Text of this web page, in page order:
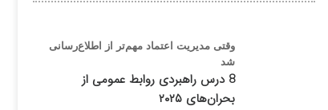
وقتی مدیریت اعتماد مهم‌تر از اطلاع‌رسانی
شد
8 درس راهبردی روابط عمومی از
بحران‌های ۲۰۲۵